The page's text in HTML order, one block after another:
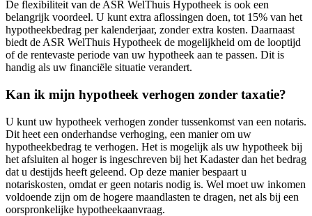
De flexibiliteit van de ASR WelThuis Hypotheek is ook een
belangrijk voordeel. U kunt extra aflossingen doen, tot 15% van het
hypotheekbedrag per kalenderjaar, zonder extra kosten. Daarnaast
biedt de ASR WelThuis Hypotheek de mogelijkheid om de looptijd
of de rentevaste periode van uw hypotheek aan te passen. Dit is
handig als uw financiële situatie verandert.
Kan ik mijn hypotheek verhogen zonder taxatie?
U kunt uw hypotheek verhogen zonder tussenkomst van een notaris.
Dit heet een onderhandse verhoging, een manier om uw
hypotheekbedrag te verhogen. Het is mogelijk als uw hypotheek bij
het afsluiten al hoger is ingeschreven bij het Kadaster dan het bedrag
dat u destijds heeft geleend. Op deze manier bespaart u
notariskosten, omdat er geen notaris nodig is. Wel moet uw inkomen
voldoende zijn om de hogere maandlasten te dragen, net als bij een
oorspronkelijke hypotheekaanvraag.